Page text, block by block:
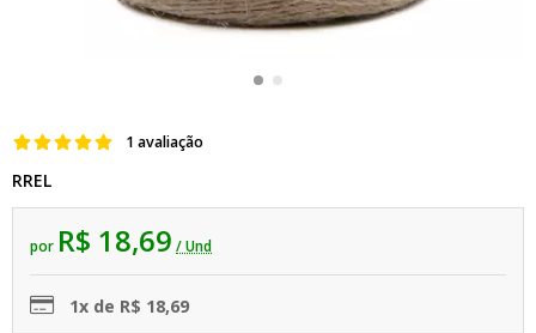
1 avaliação
RREL
por R$ 18,69 / Und
1x de R$ 18,69